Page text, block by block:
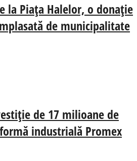
la Piața Halelor, o donație
de municipalitate
de 17 milioane de
industrială Promex